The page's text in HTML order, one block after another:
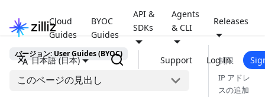
Cloud
Guides
BYOC
Guides
API &
SDKs
Agents
& CLI
Releases
日本語 (日本) Support Log In
バージョン: User Guides (BYOC)
このページの見出し
制限
IP アドレ
スの追加